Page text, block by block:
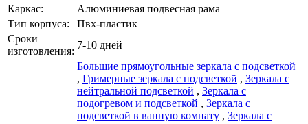
Каркаc:
Алюминиевая подвесная рама
Тип корпуса:
Пвх-пластик
Сроки
изготовления:
7-10 дней
Большие прямоугольные зеркала с подсветкой
, Гримерные зеркала с подсветкой , Зеркала с
нейтральной подсветкой , Зеркала с
подогревом и подсветкой , Зеркала с
подсветкой в ванную комнату , Зеркала с